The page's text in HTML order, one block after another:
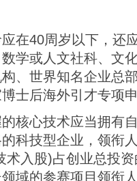
在40周岁以下，还
学或人文社科、文
、世界知名企业总
士后海外引才专项
核心技术应当拥有
科技型企业，领衔
术入股)占创业总投
域的参赛项目领衔